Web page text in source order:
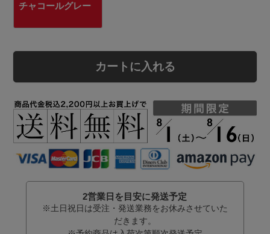
チャコールグレー
カートに入れる
2営業日を目安に発送予定
※土日祝日は受注・発送業務をお休みさせていた
だきます。